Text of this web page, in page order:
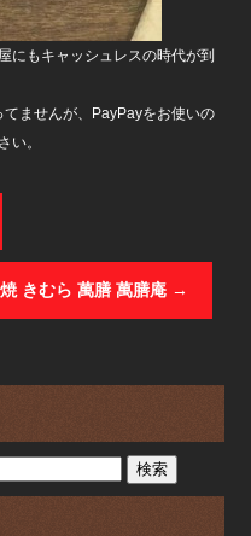
にもキャッシュレスの時代が到
ませんが、PayPayをお使いの
い。
きむら 萬膳 萬膳庵 →